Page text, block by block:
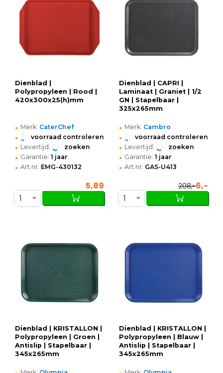
Dienblad |
Polypropyleen | Rood |
420x300x25(h)mm
• Merk: CaterChef
• voorraad controleren
• Levertijd: zoeken
• Garantie: 1 jaar
• Art.nr: EMG-430132
5,89
1
Dienblad | CAPRI |
Laminaat | Graniet | 1/2
GN | Stapelbaar |
325x265mm
• Merk: Cambro
• voorraad controleren
• Levertijd: zoeken
• Garantie: 1 jaar
• Art.nr: GAS-U413
208,-6,-
1
Dienblad | KRISTALLON |
Polypropyleen | Groen |
Antislip | Stapelbaar |
345x265mm
Dienblad | KRISTALLON |
Polypropyleen | Blauw |
Antislip | Stapelbaar |
345x265mm